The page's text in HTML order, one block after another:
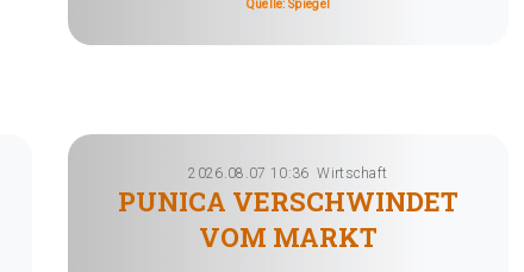
Quelle: Spiegel
2026.08.07 10:36Wirtschaft
PUNICA VERSCHWINDET
VOM MARKT